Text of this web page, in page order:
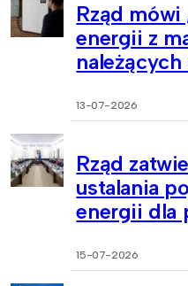
Rząd mówi
energii z
13-07-2026
Rząd
ustalania
energii dla
15-07-2026